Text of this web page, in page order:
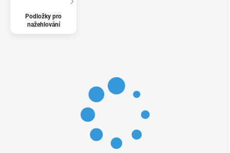
Podložky pro
nažehlování